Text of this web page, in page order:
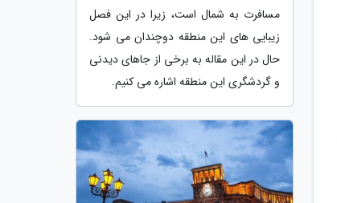
مسافرت به شمال است، زیرا در این فصل
زیبایی های این منطقه دوچندان می شود.
حال در این مقاله به برخی از جاهای دیدنی
و گردشگری این منطقه اشاره می کنیم.